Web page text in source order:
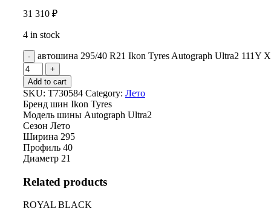
31 310 ₽
4 in stock
автошина 295/40 R21 Ikon Tyres Autograph Ultra2 111Y
Add to cart
SKU: T730584 Category: Лето
Бренд шин Ikon Tyres
Модель шины Autograph Ultra2
Сезон Лето
Ширина 295
Профиль 40
Диаметр 21
Related products
ROYAL BLACK